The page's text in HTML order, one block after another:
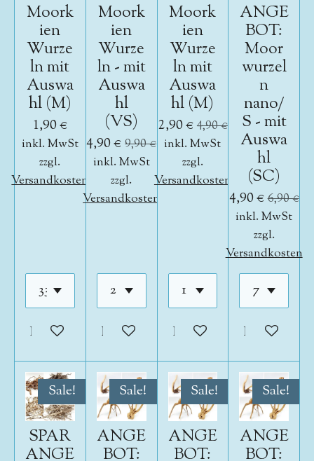
Moork
ien
Wurze
ln mit
Auswa
hl (M)
1,90 €
inkl. MwSt
zzgl.
Versandkosten
In den Warenkorb
Moork
ien
Wurze
ln - mit
Auswa
hl
(VS)
4,90 € 9,90 €
inkl. MwSt
zzgl.
Versandkosten
In den Warenkorb
Moork
ien
Wurze
ln mit
Auswa
hl (M)
2,90 € 4,90 €
inkl. MwSt
zzgl.
Versandkosten
In den Warenkorb
ANGE
BOT:
Moor
wurzel
n
nano/
S - mit
Auswa
hl
(SC)
4,90 €6,90 €
inkl. MwSt
zzgl.
Versandkosten
In den
Sale!
SPAR
ANGE
Sale!
ANGE
BOT:
Sale!
ANGE
BOT:
Sale!
ANGE
BOT: